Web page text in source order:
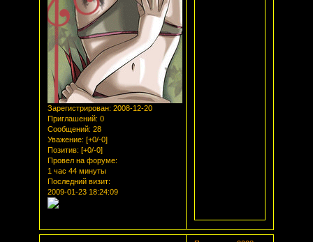
Зарегистрирован: 2008-12-20
Приглашений: 0
Сообщений: 28
Уважение: [+0/-0]
Позитив: [+0/-0]
Провел на форуме:
1 час 44 минуты
Последний визит:
2009-01-23 18:24:09